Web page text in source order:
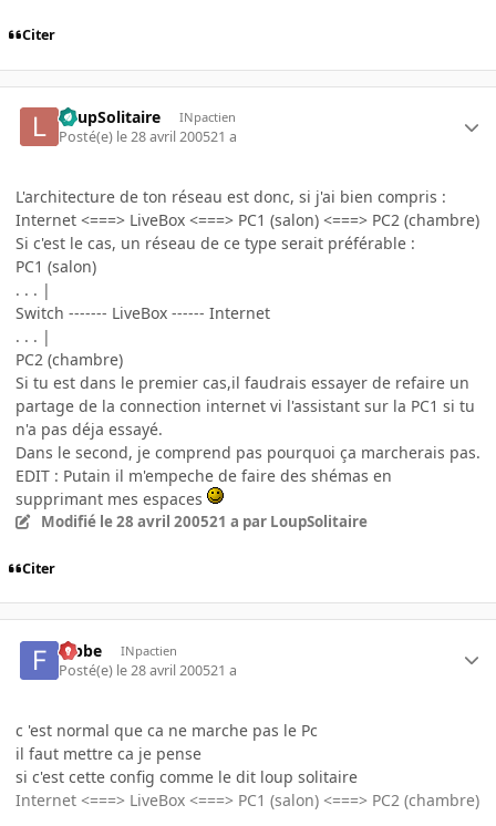
Citer
LoupSolitaire INpactien
Posté(e) le 28 avril 200521 a
L'architecture de ton réseau est donc, si j'ai bien compris :
Internet <===> LiveBox <===> PC1 (salon) <===> PC2 (chambre)
Si c'est le cas, un réseau de ce type serait préférable :
PC1 (salon)
. . . |
Switch ------- LiveBox ------ Internet
. . . |
PC2 (chambre)
Si tu est dans le premier cas,il faudrais essayer de refaire un
partage de la connection internet vi l'assistant sur la PC1 si tu
n'a pas déja essayé.
Dans le second, je comprend pas pourquoi ça marcherais pas.
EDIT : Putain il m'empeche de faire des shémas en
supprimant mes espaces
Modifié le 28 avril 200521 a par LoupSolitaire
Citer
fabbe INpactien
Posté(e) le 28 avril 200521 a
c 'est normal que ca ne marche pas le Pc
il faut mettre ca je pense
si c'est cette config comme le dit loup solitaire
Internet <===> LiveBox <===> PC1 (salon) <===> PC2 (chambre)